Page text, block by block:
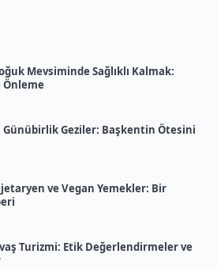
Mevsiminde Sağlıklı Kalmak:
Önleme
Günübirlik Geziler: Başkentin Ötesini
ve Vegan Yemekler: Bir
Turizmi: Etik Değerlendirmeler ve